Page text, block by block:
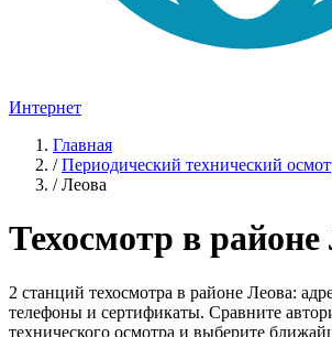
Интернет
Главная
/ Периодический технический
/ Леова
Техосмотр в районе
2 станций техосмотра в районе Леова:
телефоны и сертификаты. Сравните
технического осмотра и выберите